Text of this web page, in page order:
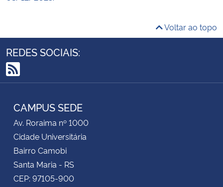
Voltar ao topo
REDES SOCIAIS:
RSS
CAMPUS SEDE
Av. Roraima nº 1000
Cidade Universitária
Bairro Camobi
Santa Maria - RS
CEP: 97105-900